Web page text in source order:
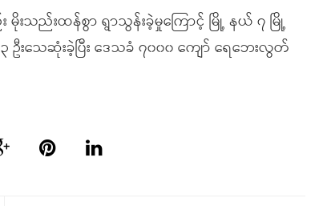
သည်းထန်စွာ ရွာသွန်းခဲ့မှုကြောင့် မြို့ နယ် ၇ မြို့
ဦးသေဆုံးခဲ့ပြီး ဒေသခံ ၇၀၀၀ ကျော် ရေဘေးလွတ်